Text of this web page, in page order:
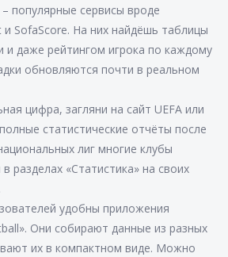
популярные сервисы вроде
и SofaScore. На них найдёшь таблицы
и даже рейтингом игрока по каждому
обновляются почти в реальном
цифра, загляни на сайт UEFA или
статистические отчёты после
лиг многие клубы
разделах «Статистика» на своих
удобны приложения
Они собирают данные из разных
их в компактном виде. Можно